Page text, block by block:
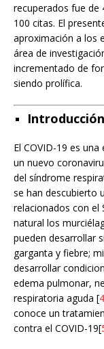
recuperados fue de
100 citas. El
aproximación a los
área de
incrementado de
siendo prolífica.
Introducción
El COVID-19 es
un nuevo
del síndrome
se han descubierto
relacionados con el
natural los
pueden desarrollar
garganta y fiebre;
desarrollar
edema pulmonar,
respiratoria aguda [4
conoce un
contra el COVID-19[